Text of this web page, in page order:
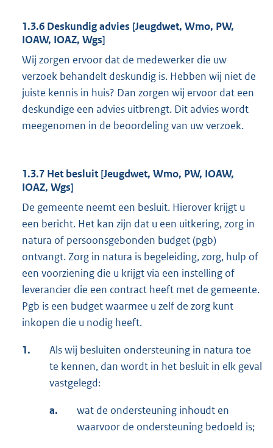
1.3.6 Deskundig advies [Jeugdwet, Wmo, PW,
IOAW, IOAZ, Wgs]
Wij zorgen ervoor dat de medewerker die uw
verzoek behandelt deskundig is. Hebben wij niet de
juiste kennis in huis? Dan zorgen wij ervoor dat een
deskundige een advies uitbrengt. Dit advies wordt
meegenomen in de beoordeling van uw verzoek.
1.3.7 Het besluit [Jeugdwet, Wmo, PW, IOAW,
IOAZ, Wgs]
De gemeente neemt een besluit. Hierover krijgt u
een bericht. Het kan zijn dat u een uitkering, zorg in
natura of persoonsgebonden budget (pgb)
ontvangt. Zorg in natura is begeleiding, zorg, hulp of
een voorziening die u krijgt via een instelling of
leverancier die een contract heeft met de gemeente.
Pgb is een budget waarmee u zelf de zorg kunt
inkopen die u nodig heeft.
1.
Als wij besluiten ondersteuning in natura toe
te kennen, dan wordt in het besluit in elk geval
vastgelegd:
a.
wat de ondersteuning inhoudt en
waarvoor de ondersteuning bedoeld is;